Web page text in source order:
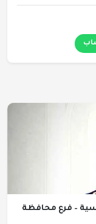
– فرع محافظة